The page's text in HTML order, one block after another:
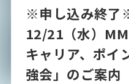
※申し込み終
12/21（水）
キャリア、ポイ
強会」のご案内